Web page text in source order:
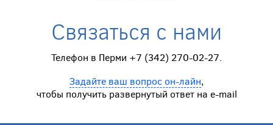
Связаться с нами
Телефон в Перми +7 (342) 270-02-27.
Задайте ваш вопрос он-лайн,
чтобы получить развернутый ответ на e-mail